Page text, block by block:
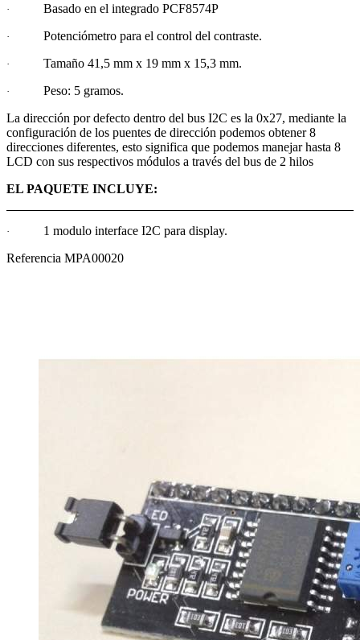
· Basado en el integrado PCF8574P
· Potenciómetro para el control del contraste.
· Tamaño 41,5 mm x 19 mm x 15,3 mm.
·
Peso: 5 gramos.
La dirección por defecto dentro del bus I2C es la 0x27, mediante la
configuración de los puentes de dirección podemos obtener 8
direcciones diferentes, esto significa que podemos manejar hasta 8
LCD con sus respectivos módulos a través del bus de 2 hilos
EL PAQUETE INCLUYE:
·
1 modulo interface I2C para display.
Referencia MPA00020